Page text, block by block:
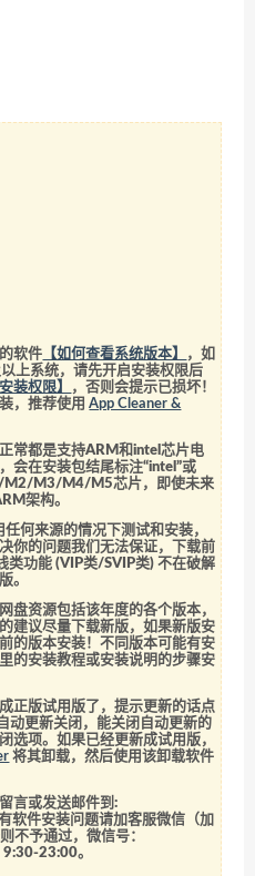
软件 【如何查看系统版本】
，如
上系统，请先开启安装权限后
装权限】
，否则会提示已损坏！
，推荐使用App Cleaner &
常都是支持ARM和intel芯片电
会在安装包结尾标注“intel”或
M2/M3/M4/M5芯片，即使未来
架构。
何来源的情况下测试和安装，
你的问题我们无法保证，下载前
类功能 (VIP类/SVIP类) 不在破解
。
盘资源包括该年度的各个版本，
建议尽量下载新版，如果新版安
的版本安装！不同版本可能有安
的安装教程或安装说明的步骤安
正版试用版了，提示更新的话点
动更新关闭，能关闭自动更新的
选项。如果已经更新成试用版，
将其卸载，然后使用该卸载软件
言或发送邮件到:
软件安装问题请加客服微信（加
不予通过，微信号：
23:00。